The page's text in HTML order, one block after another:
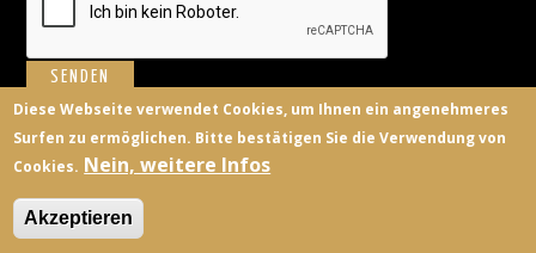
BILDUNGSANBIETER KONTAKT
Diese Webseite verwendet Cookies, um Ihnen ein angenehmeres
Surfen zu ermöglichen. Bitte bestätigen Sie die Verwendung von
Cookies. Nein, weitere Infos
Akzeptieren